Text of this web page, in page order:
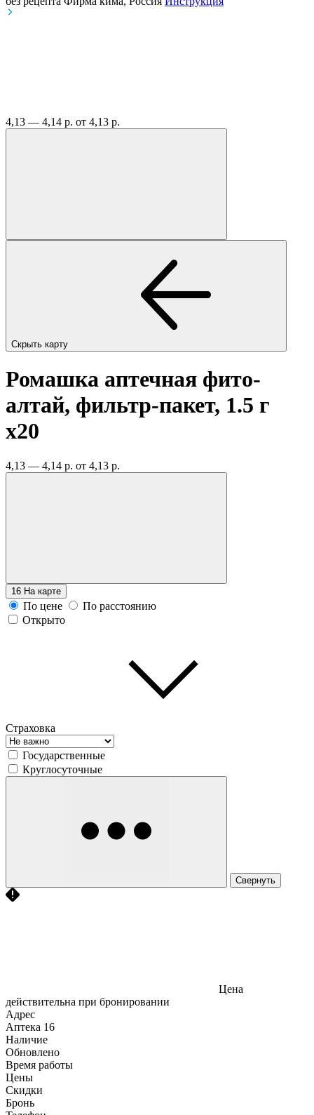
4,13 — 4,14 р. от 4,13 р.
Скрыть карту
Ромашка аптечная фито-
алтай, фильтр-пакет, 1.5 г
x20
4,13 — 4,14 р. от 4,13 р.
16 На карте
По цене
По расстоянию
Открыто
Страховка
Государственные
Круглосуточные
Свернуть
Цена
действительна при бронировании
Адрес
Аптека 16
Наличие
Обновлено
Время работы
Цены
Скидки
Бронь